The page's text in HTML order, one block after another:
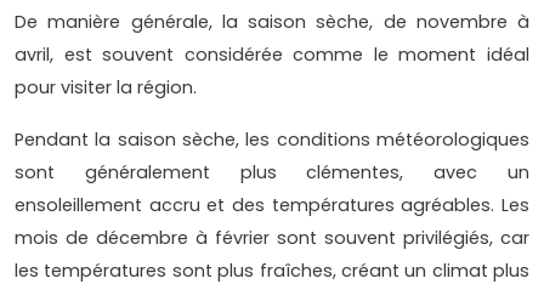
De manière générale, la saison sèche, de novembre à
avril, est souvent considérée comme le moment idéal
pour visiter la région.
Pendant la saison sèche, les conditions météorologiques
sont généralement plus clémentes, avec un
ensoleillement accru et des températures agréables. Les
mois de décembre à février sont souvent privilégiés, car
les températures sont plus fraîches, créant un climat plus